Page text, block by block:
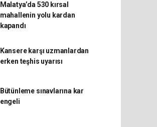
Malatya’da 530 kırsal
mahallenin yolu kardan
kapandı
Kansere karşı uzmanlardan
erken teşhis uyarısı
Bütünleme sınavlarına kar
engeli